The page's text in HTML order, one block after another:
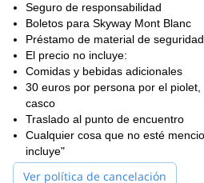
Por favor, póngase en contacto
por Aiguille d’Entrèves le interesa.
conocer uno de los macizos más
contáctenos y comenzaremos a
hermosa área.
Seguro de responsabilidad
Boletos para Skyway Mont Blanc
Préstamo de material de
El precio no incluye:
Comidas y bebidas adicionales
30 euros por persona por el
casco
Traslado al punto de encuentro
Cualquier cosa que no esté
incluye"
Ver política de cancelación